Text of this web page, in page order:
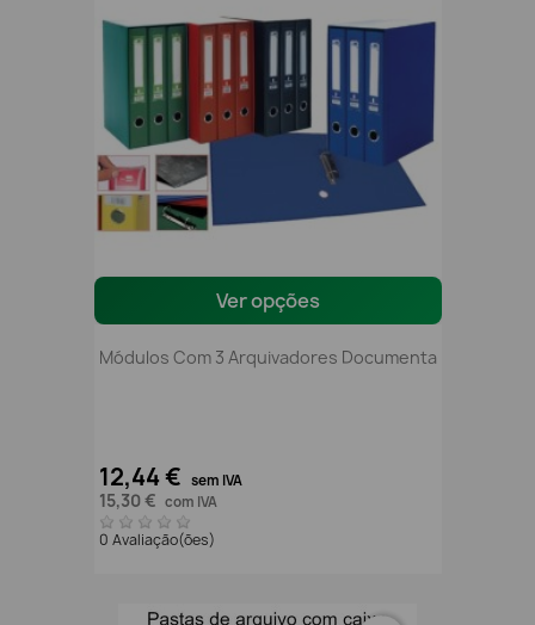
Ver opções
Módulos Com 3 Arquivadores Documenta
12,44 € sem IVA
15,30 € com IVA
0 Avaliação(ões)